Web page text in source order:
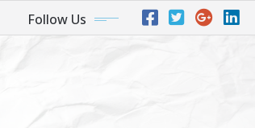
Follow Us